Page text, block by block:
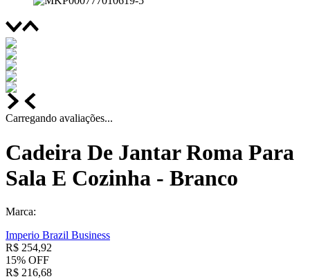
Carregando avaliações...
Cadeira De Jantar Roma Para
Sala E Cozinha - Branco
Marca:
Imperio Brazil Business
R$ 254,92
15% OFF
R$ 216,68